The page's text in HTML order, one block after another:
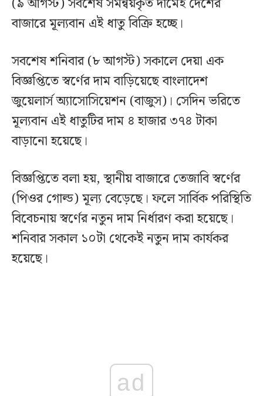
বাজারে মূল্যবান এই ধাতু বিক্রি হচ্ছে।
সবশেষ শনিবার (৮ আগস্ট) সকালে দেয়া এক
বিজ্ঞপ্তিতে স্বর্ণের দাম বাড়িয়েছে বাংলাদেশ
জুয়েলার্স অ্যাসোসিয়েশন (বাজুস)। সেদিন ভরিতে
মূল্যবান এই ধাতুটির দাম ৪ হাজার ৩৭৪ টাকা
বাড়ানো হয়েছে।
বিজ্ঞপ্তিতে বলা হয়, স্থানীয় বাজারে তেজাবি স্বর্ণের
(পিওর গোল্ড) মূল্য বেড়েছে। ফলে সার্বিক পরিস্থিতি
বিবেচনায় স্বর্ণের নতুন দাম নির্ধারণ করা হয়েছে।
শনিবার সকাল ১০টা থেকেই নতুন দাম কার্যকর
হয়েছে।
ad